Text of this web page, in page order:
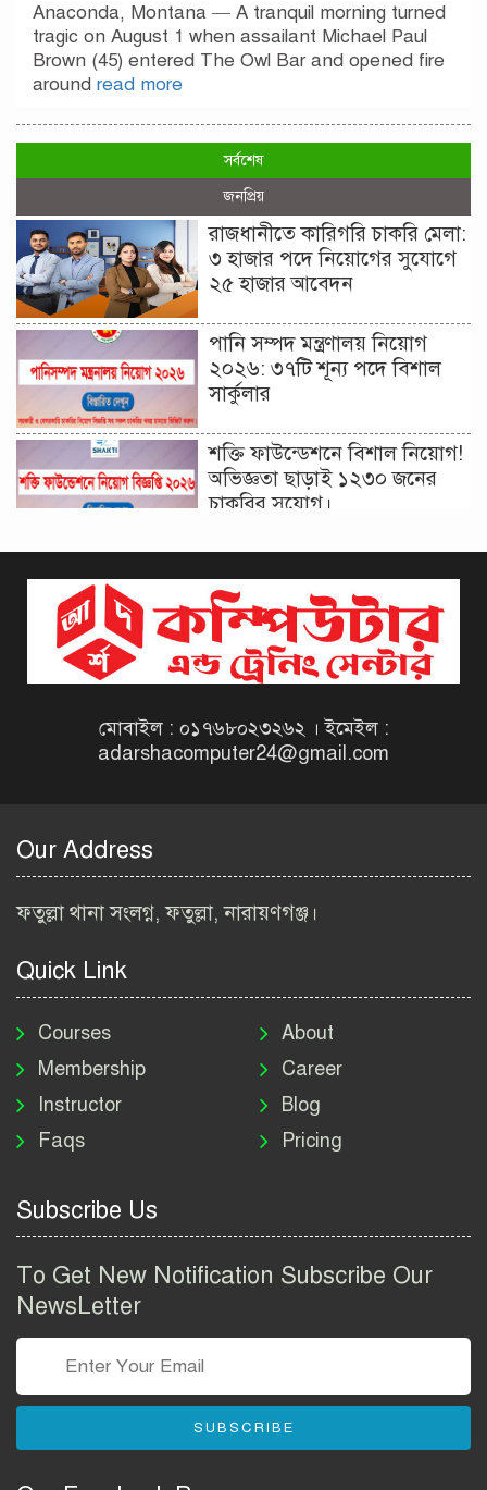
Anaconda, Montana — A tranquil morning turned
tragic on August 1 when assailant Michael Paul
Brown (45) entered The Owl Bar and opened fire
around read more
সর্বশেষ
জনপ্রিয়
রাজধানীতে কারিগরি চাকরি মেলা:
৩ হাজার পদে নিয়োগের সুযোগে
২৫ হাজার আবেদন
পানি সম্পদ মন্ত্রণালয় নিয়োগ
২০২৬: ৩৭টি শূন্য পদে বিশাল
সার্কুলার
শক্তি ফাউন্ডেশনে বিশাল নিয়োগ!
অভিজ্ঞতা ছাড়াই ১২৩০ জনের
চাকরির সুযোগ।
বিজ্ঞপ্তি ২০২৬ | Taxes Zone
Dinajpur Job Circular 2026
বেসরকারি সংস্থা সেতু (SETU)
Job Circular 2026
২০২৬ | BIWTA Job Circular
নিয়োগ বিজ্ঞপ্তি ২০২৬ | DNC
Job Circular 2026
পাসপোর্ট করতে কি কি লাগে
২০২৬ | ই-পাসপোর্ট আবেদন ও
Group Job Circular 2026
তথ্য অধিদপ্তর নিয়োগ বিজ্ঞপ্তি
বাংলাদেশ পুলিশ এএসআই
মোবাইল : ০১৭৬৮০২৩২৬২ । ইমেইল :
adarshacomputer24@gmail.com
Our Address
ফতুল্লা থানা সংলগ্ন, ফতুল্লা, নারায়ণগঞ্জ।
Quick Link
Courses
Membership
Instructor
Faqs
About
Career
Blog
Pricing
Subscribe Us
To Get New Notification Subscribe Our
NewsLetter
SUBSCRIBE